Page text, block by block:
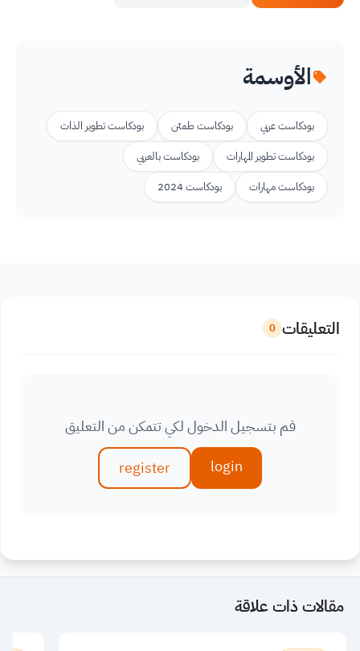
الأوسمة
بودكاست عربي بودكاست طمئن
بودكاست تطوير الذات
بودكاست تطوير المهارات
بودكاست بالعربي
بودكاست مهارات
بودكاست 2024
التعليقات 0
قم بتسجيل الدخول لكي تتمكن من التعليق
login
register
مقالات ذات علاقة